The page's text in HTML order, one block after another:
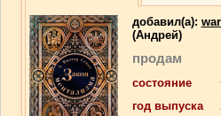
добавил(a):
(Андрей)
продам
состояние
год выпуска